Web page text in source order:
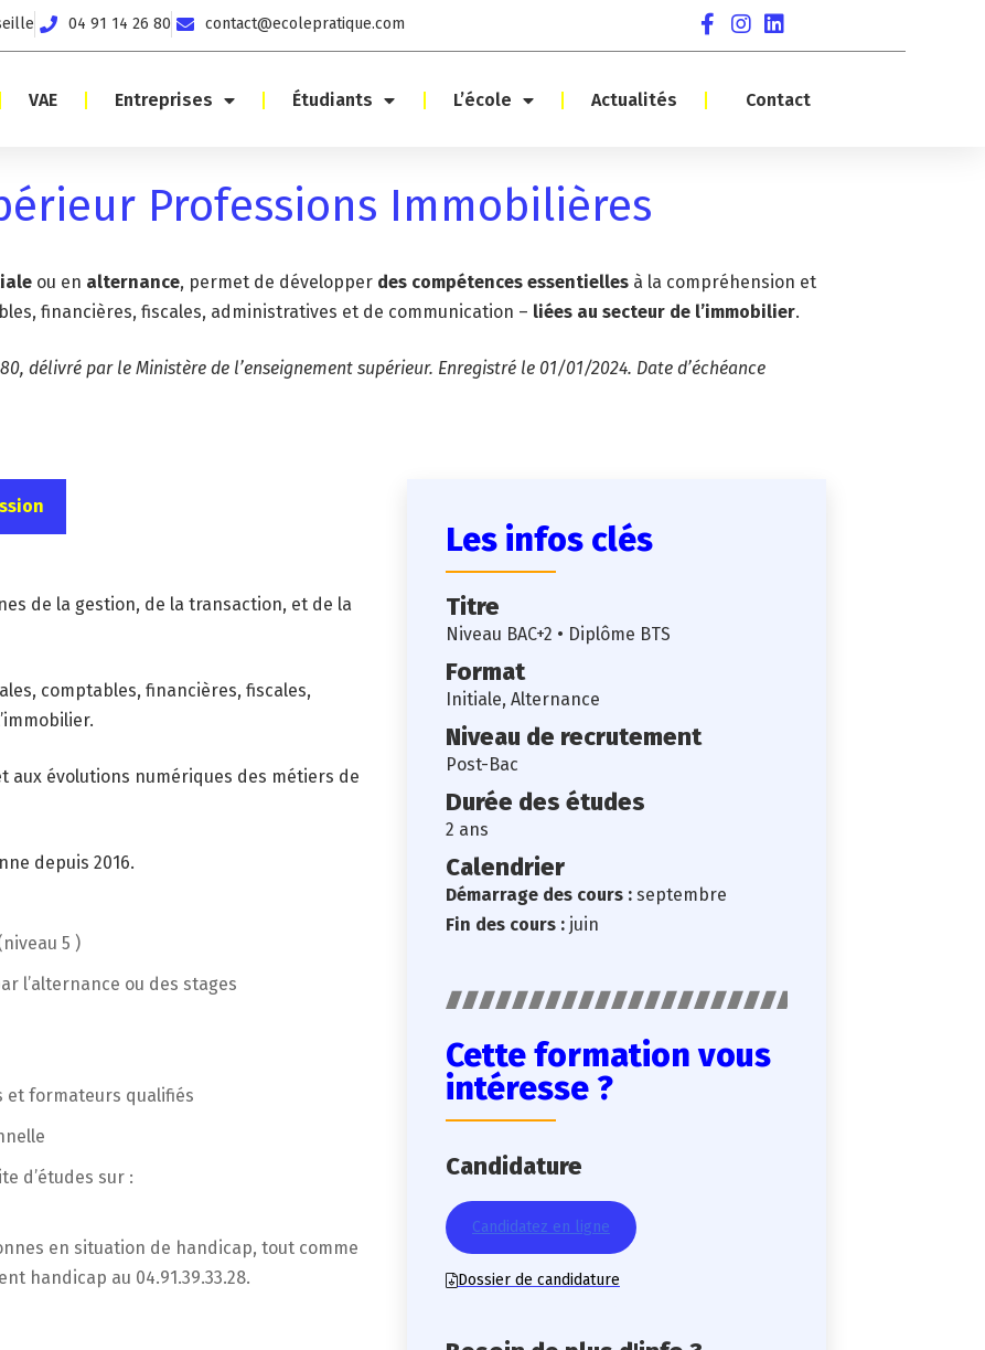
04 91 14 26 80 contact@ecolepratique.com
VAE Entreprises Étudiants L’école Actualités Contact
Professions Immobilières
ou en alternance, permet de développer des compétences essentielles à la compréhension et
financières, fiscales, administratives et de communication – liées au secteur de l’immobilier.
délivré par le Ministère de l’enseignement supérieur. Enregistré le 01/01/2024. Date d’échéance
de la gestion, de la transaction, et de la
comptables, financières, fiscales,
évolutions numériques des métiers de
depuis 2016.
5 )
l’alternance ou des stages
et formateurs qualifiés
d’études sur :
en situation de handicap, tout comme
handicap au 04.91.39.33.28.
Les infos clés
Titre
Niveau BAC+2 • Diplôme BTS
Format
Initiale, Alternance
Niveau de recrutement
Post-Bac
Durée des études
2 ans
Calendrier
Démarrage des cours :septembre
Fin des cours :juin
Cette formation vous
intéresse ?
Candidature
Candidatez en ligne
Dossier de candidature